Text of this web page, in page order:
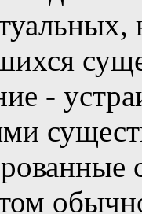
-